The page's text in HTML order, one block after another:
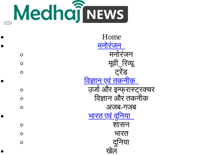
Home
मनोरंजन
मनोरंजन
मूवी_रिव्यू
ट्रेंड
विज्ञान एवं तकनीक
उर्जा और इन्फ्रास्ट्रक्चर
विज्ञान और तकनीक
अजब-गजब
भारत एवं दुनिया
शासन
भारत
दुनिया
खेल